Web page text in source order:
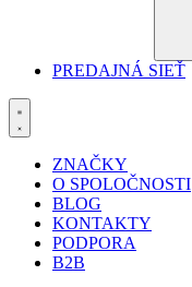
PREDAJNÁ SIEŤ
ZNAČKY
O SPOLOČNOSTI
BLOG
KONTAKTY
PODPORA
B2B